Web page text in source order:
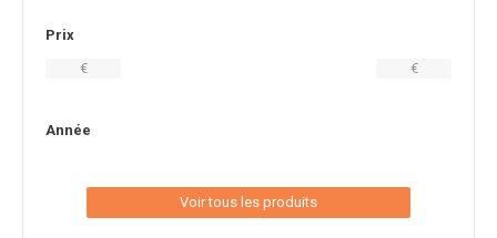
Prix
€
€
Année
Voir tous les produits